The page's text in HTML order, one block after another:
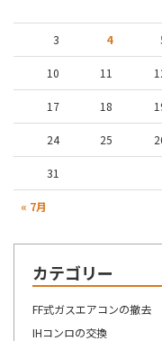
« 7月
3 4
10 11
17 18
24 25
31
カテゴリー
FF式ガスエアコンの撤去
IHコンロの交換